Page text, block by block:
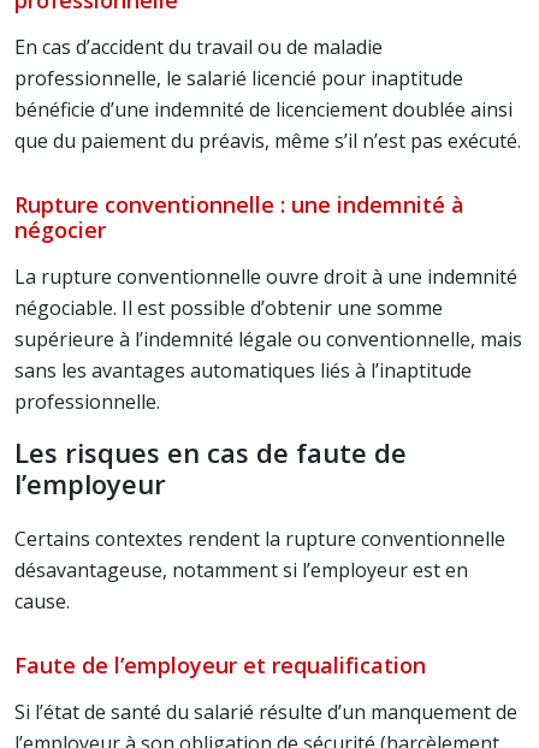
En cas d’accident du travail ou de maladie
professionnelle, le salarié licencié pour inaptitude
bénéficie d’une indemnité de licenciement doublée ainsi
que du paiement du préavis, même s’il n’est pas exécuté.
Rupture conventionnelle : une indemnité à
négocier
La rupture conventionnelle ouvre droit à une indemnité
négociable. Il est possible d’obtenir une somme
supérieure à l’indemnité légale ou conventionnelle, mais
sans les avantages automatiques liés à l’inaptitude
professionnelle.
Les risques en cas de faute de
l’employeur
Certains contextes rendent la rupture conventionnelle
désavantageuse, notamment si l’employeur est en
cause.
Faute de l’employeur et requalification
Si l’état de santé du salarié résulte d’un manquement de